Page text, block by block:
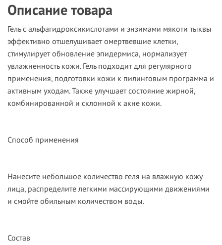
Описание товара
Гель с альфагидроксикислотами и энзимами мякоти тыквы
эффективно отшелушивает омертвевшие клетки,
стимулирует обновление эпидермиса, нормализует
увлажненность кожи. Гель подходит для регулярного
применения, подготовки кожи к пилинговым программа и
активным уходам. Также улучшает состояние жирной,
комбинированной и склонной к акне кожи.
Способ применения
Нанесите небольшое количество геля на влажную кожу
лица, распределите легкими массирующими движениями
и смойте обильным количеством воды.
Состав